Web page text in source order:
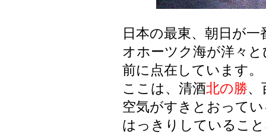
日本の最東、朝日が
オホーツク海が洋々
前に点在しています。
ここは、清酒北の勝、
空気がすきとおって
はっきりしているこ